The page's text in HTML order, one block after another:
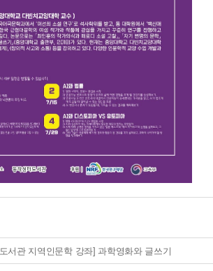
서관 지역인문학 강좌] 과학영화와 글쓰기